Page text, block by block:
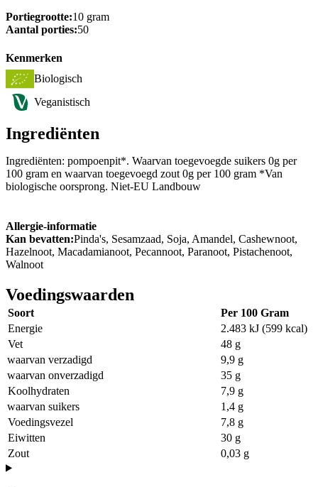
Portiegrootte:10 gram
Aantal porties:50
Kenmerken
Biologisch
Veganistisch
Ingrediënten
Ingrediënten: pompoenpit*. Waarvan toegevoegde suikers 0g per
100 gram en waarvan toegevoegd zout 0g per 100 gram *Van
biologische oorsprong. Niet-EU Landbouw
Allergie-informatie
Kan bevatten:Pinda's, Sesamzaad, Soja, Amandel, Cashewnoot,
Hazelnoot, Macadamianoot, Pecannoot, Paranoot, Pistachenoot,
Walnoot
Voedingswaarden
Soort
Per 100 Gram
Energie
2.483 kJ (599 kcal)
Vet
48 g
waarvan verzadigd
9,9 g
waarvan onverzadigd
35 g
Koolhydraten
7,9 g
waarvan suikers
1,4 g
Voedingsvezel
7,8 g
Eiwitten
30 g
Zout
0,03 g